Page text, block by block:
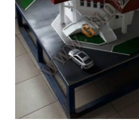
Уличный макет здания компании